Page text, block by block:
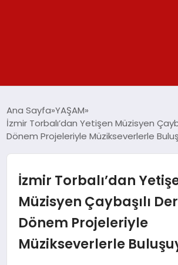
SPOR
SAĞLIK
Ana Sayfa YAŞAM
İzmir Torbalı’dan Yetişen Müzisyen
Dönem Projeleriyle Müzikseverlerle
İzmir Torbalı’dan
Müzisyen Çaybaşılı
Dönem Projeleriyle
Müzikseverlerle